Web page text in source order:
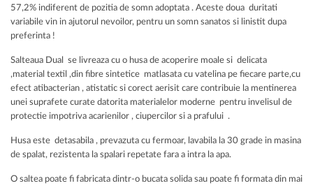
57,2% indiferent de pozitia de somn adoptata . Aceste doua duritati
variabile vin in ajutorul nevoilor, pentru un somn sanatos si linistit dupa
preferinta !
Salteaua Dual se livreaza cu o husa de acoperire moale si delicata
,material textil ,din fibre sintetice matlasata cu vatelina pe fiecare parte,cu
efect atibacterian , atistatic si corect aerisit care contribuie la mentinerea
unei suprafete curate datorita materialelor moderne pentru invelisul de
protectie impotriva acarienilor , ciupercilor si a prafului .
Husa este detasabila , prevazuta cu fermoar, lavabila la 30 grade in masina
de spalat, rezistenta la spalari repetate fara a intra la apa.
O saltea poate fi fabricata dintr-o bucata solida sau poate fi formata din mai